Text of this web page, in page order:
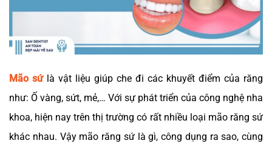
Mão sứlà vật liệu giúp che đi các khuyết điểm của răng
như: Ố vàng, sứt, mẻ,… Với sự phát triển của công nghệ nha
khoa, hiện nay trên thị trường có rất nhiều loại mão răng sứ
khác nhau. Vậy mão răng sứ là gì, công dụng ra sao, cùng